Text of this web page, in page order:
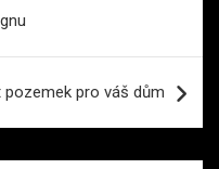
pozemek pro váš dům